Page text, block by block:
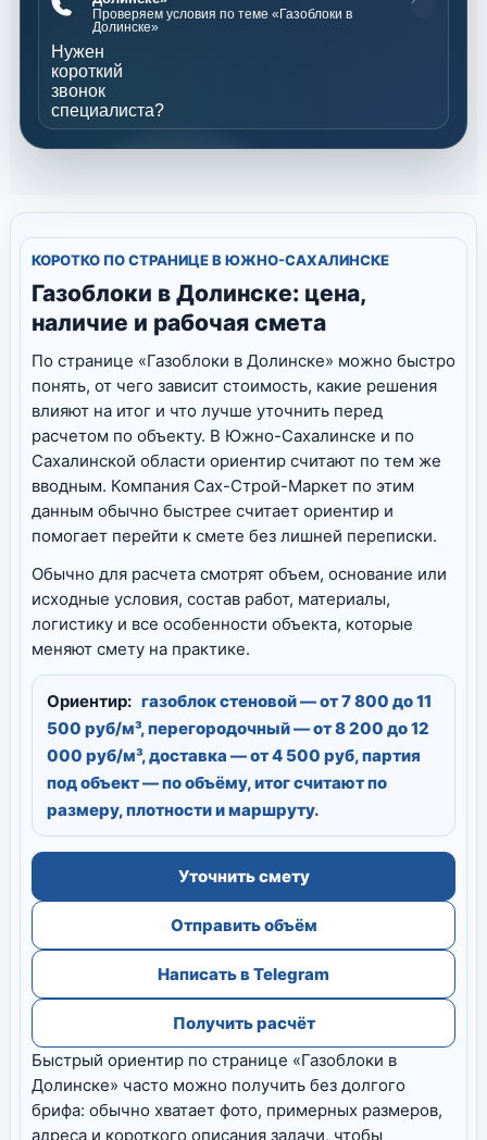
Проверяем условия по теме «Газоблоки в
Долинске»
Нужен
короткий
звонок
специалиста?
КОРОТКО ПО СТРАНИЦЕ В ЮЖНО-САХАЛИНСКЕ
Газоблоки в Долинске: цена,
наличие и рабочая смета
По странице «Газоблоки в Долинске» можно быстро
понять, от чего зависит стоимость, какие решения
влияют на итог и что лучше уточнить перед
расчетом по объекту. В Южно-Сахалинске и по
Сахалинской области ориентир считают по тем же
вводным. Компания Сах-Строй-Маркет по этим
данным обычно быстрее считает ориентир и
помогает перейти к смете без лишней переписки.
Обычно для расчета смотрят объем, основание или
исходные условия, состав работ, материалы,
логистику и все особенности объекта, которые
меняют смету на практике.
Ориентир: газоблок стеновой — от 7 800 до 11
500 руб/м³, перегородочный — от 8 200 до 12
000 руб/м³, доставка — от 4 500 руб, партия
под объект — по объёму, итог считают по
размеру, плотности и маршруту.
Уточнить смету
Отправить объём
Написать в Telegram
Получить расчёт
Быстрый ориентир по странице «Газоблоки в
Долинске» часто можно получить без долгого
брифа: обычно хватает фото, примерных размеров,
адреса и короткого описания задачи, чтобы